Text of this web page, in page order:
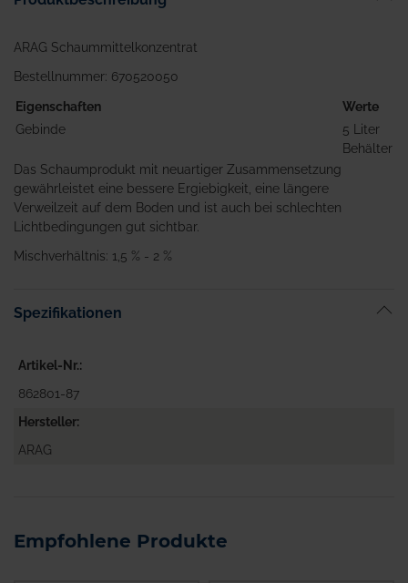
ARAG Schaummittelkonzentrat
Bestellnummer: 670520050
Eigenschaften
Werte
Gebinde
5 Liter
Behälter
Das Schaumprodukt mit neuartiger Zusammensetzung
gewährleistet eine bessere Ergiebigkeit, eine längere
Verweilzeit auf dem Boden und ist auch bei schlechten
Lichtbedingungen gut sichtbar.
Mischverhältnis: 1,5 % - 2 %
Spezifikationen
Artikel-Nr.
862801-87
Hersteller
ARAG
Empfohlene Produkte